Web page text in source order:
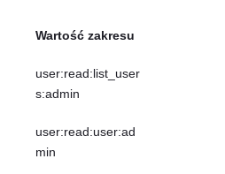
Wartość zakresu
user:read:list_user
s:admin
user:read:user:ad
min